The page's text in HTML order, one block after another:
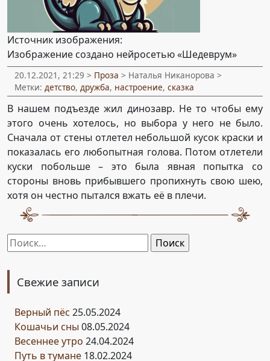
Источник изображения:
Изображение создано нейросетью «Шедеврум»
20.12.2021, 21:29 > Проза > Наталья Никанорова >
Метки: детство, дружба, настроение, сказка
В нашем подъезде жил динозавр. Не то чтобы ему
этого очень хотелось, но выбора у него не было.
Сначала от стены отлетел небольшой кусок краски и
показалась его любопытная голова. Потом отлетели
куски побольше – это была явная попытка со
стороны вновь прибывшего пропихнуть свою шею,
хотя он честно пытался вжать её в плечи.
Найти:
Свежие записи
Верный пёс 25.05.2024
Кошачьи сны 08.05.2024
Весеннее утро 24.04.2024
Путь в тумане 18.02.2024